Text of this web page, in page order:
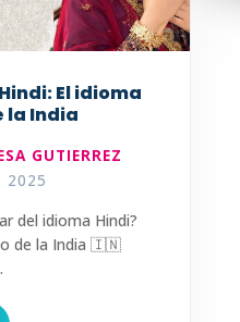
El idioma
la India
GUTIERREZ
2025
del idioma Hindi?
de la India 🇮🇳